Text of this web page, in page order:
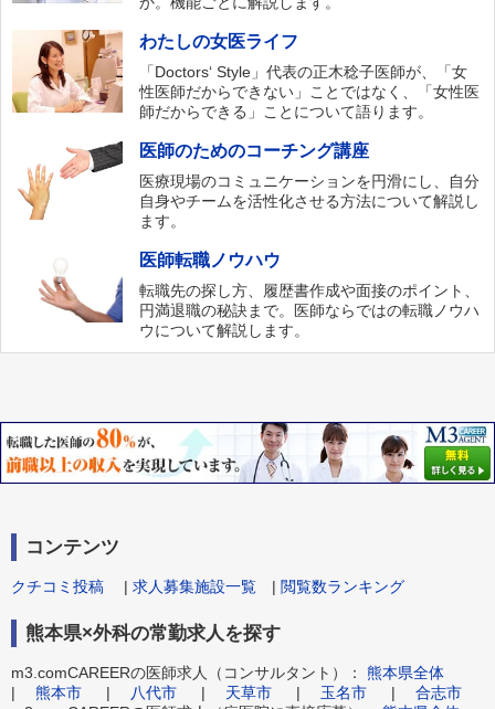
わたしの女医ライフ
「Doctors‘ Style」代表の正木稔子医師が、「女
性医師だからできない」ことではなく、「女性医
師だからできる」ことについて語ります。
医師のためのコーチング講座
医療現場のコミュニケーションを円滑にし、自分
自身やチームを活性化させる方法について解説し
ます。
医師転職ノウハウ
転職先の探し方、履歴書作成や面接のポイント、
円満退職の秘訣まで。医師ならではの転職ノウハ
ウについて解説します。
コンテンツ
クチコミ投稿 | 求人募集施設一覧 | 閲覧数ランキング
熊本県×外科の常勤求人を探す
m3.comCAREERの医師求人（コンサルタント）： 熊本県全体
| 熊本市 | 八代市 | 天草市 | 玉名市 | 合志市